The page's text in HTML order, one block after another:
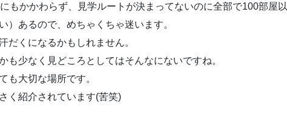
もかかわらず、見学ルートが決まってないのに全部で100部屋以
）あるので、めちゃくちゃ迷います。
だくになるかもしれません。
も少なく見どころとしてはそんなにないですね。
も大切な場所です。
く紹介されています(苦笑)